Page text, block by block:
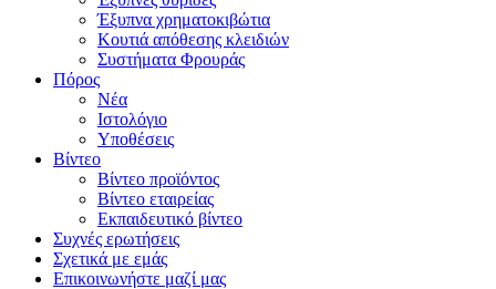
Έξυπνα χρηματοκιβώτια
Κουτιά απόθεσης κλειδιών
Συστήματα Φρουράς
Πόρος
Νέα
Ιστολόγιο
Υποθέσεις
Βίντεο
Βίντεο προϊόντος
Βίντεο εταιρείας
Εκπαιδευτικό βίντεο
Συχνές ερωτήσεις
Σχετικά με εμάς
Επικοινωνήστε μαζί μας